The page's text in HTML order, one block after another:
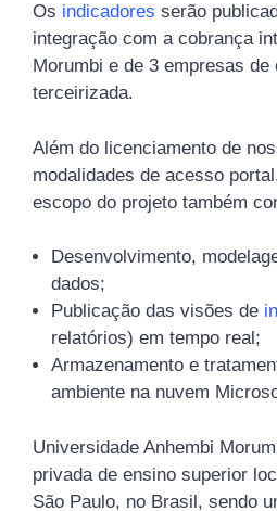
Os indicadores serão
integração com a cobrança
Morumbi e de 3 empresas de
terceirizada.
Além do licenciamento de
modalidades de acesso
escopo do projeto também
Desenvolvimento,
dados;
Publicação das visões de
relatórios) em tempo real;
Armazenamento e
ambiente na nuvem
Universidade Anhembi
privada de ensino superior
São Paulo, no Brasil, sendo